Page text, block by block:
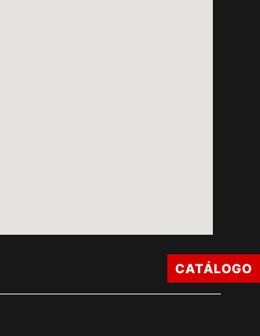
CATÁLOGO